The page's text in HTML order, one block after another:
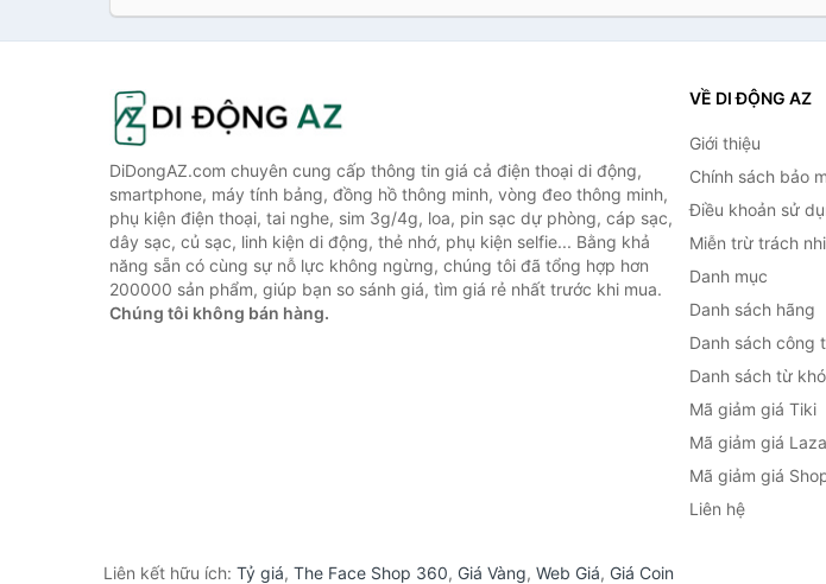
DiDongAZ.com chuyên cung cấp thông tin giá cả điện thoại di động,
smartphone, máy tính bảng, đồng hồ thông minh, vòng đeo thông minh,
phụ kiện điện thoại, tai nghe, sim 3g/4g, loa, pin sạc dự phòng, cáp sạc,
dây sạc, củ sạc, linh kiện di động, thẻ nhớ, phụ kiện selfie... Bằng khả
năng sẵn có cùng sự nỗ lực không ngừng, chúng tôi đã tổng hợp hơn
200000 sản phẩm, giúp bạn so sánh giá, tìm giá rẻ nhất trước khi mua.
Chúng tôi không bán hàng.
VỀ DI ĐỘNG AZ
Giới thiệu
Chính sách bảo
Điều khoản sử
Miễn trừ trách
Danh mục
Danh sách hãng
Danh sách công
Danh sách từ
Mã giảm giá Tiki
Mã giảm giá
Mã giảm giá
Liên hệ
Liên kết hữu ích: Tỷ giá, The Face Shop 360, Giá Vàng, Web Giá, Giá Coin